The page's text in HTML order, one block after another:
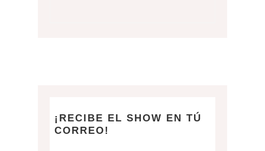
¡RECIBE EL SHOW EN TÚ
CORREO!